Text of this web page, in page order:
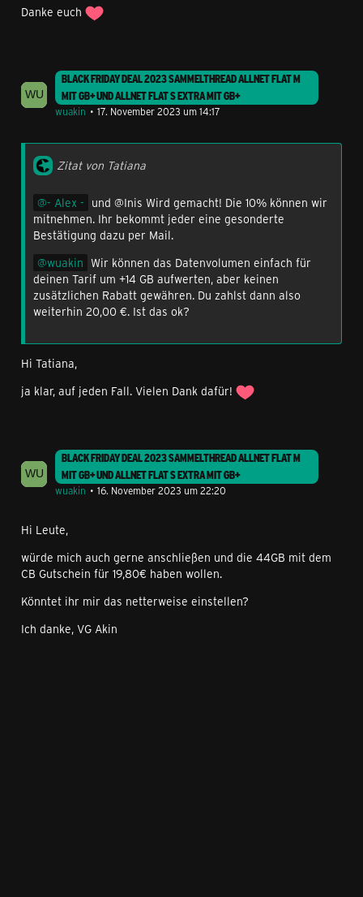
Danke euch
BLACK FRIDAY DEAL 2023 SAMMELTHREAD ALLNET FLAT M
MIT GB+ UND ALLNET FLAT S EXTRA MIT GB+
wuakin
17. November 2023 um 14:17
Zitat von Tatiana
- Alex - und @Inis Wird gemacht! Die 10% können wir
mitnehmen. Ihr bekommt jeder eine gesonderte
Bestätigung dazu per Mail.
wuakin Wir können das Datenvolumen einfach für
deinen Tarif um +14 GB aufwerten, aber keinen
zusätzlichen Rabatt gewähren. Du zahlst dann also
weiterhin 20,00 €. Ist das ok?
Hi Tatiana,
ja klar, auf jeden Fall. Vielen Dank dafür!
BLACK FRIDAY DEAL 2023 SAMMELTHREAD ALLNET FLAT M
MIT GB+ UND ALLNET FLAT S EXTRA MIT GB+
wuakin
16. November 2023 um 22:20
Hi Leute,
würde mich auch gerne anschließen und die 44GB mit dem
CB Gutschein für 19,80€ haben wollen.
Könntet ihr mir das netterweise einstellen?
Ich danke, VG Akin